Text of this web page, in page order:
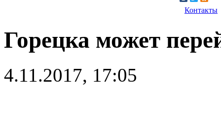
Контакты
Горецка может
4.11.2017, 17:05